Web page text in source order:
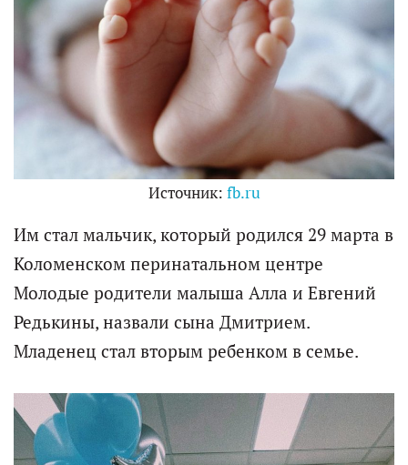
Источник: fb.ru
Им стал мальчик, который родился 29 марта в
Коломенском перинатальном центре
Молодые родители малыша Алла и Евгений
Редькины, назвали сына Дмитрием.
Младенец стал вторым ребенком в семье.